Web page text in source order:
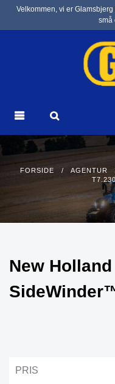
Velkommen, vi er
små
FORSIDE / AGENTUR
New Holland
PRIS